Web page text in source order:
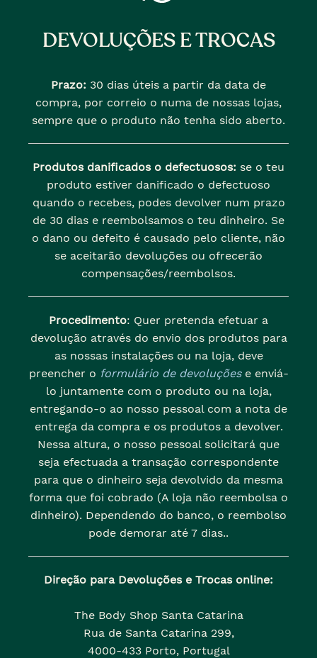
DEVOLUÇÕES E TROCAS
Prazo: 30 dias úteis a partir da data de
compra, por correio o numa de nossas lojas,
sempre que o produto não tenha sido aberto.
Produtos danificados o defectuosos: se o teu
produto estiver danificado o defectuoso
quando o recebes, podes devolver num prazo
de 30 dias e reembolsamos o teu dinheiro. Se
o dano ou defeito é causado pelo cliente, não
se aceitarão devoluções ou ofrecerão
compensações/reembolsos.
Procedimento: Quer pretenda efetuar a
devolução através do envio dos produtos para
as nossas instalações ou na loja, deve
preencher o formulário de devoluçõese enviá-
lo juntamente com o produto ou na loja,
entregando-o ao nosso pessoal com a nota de
entrega da compra e os produtos a devolver.
Nessa altura, o nosso pessoal solicitará que
seja efectuada a transação correspondente
para que o dinheiro seja devolvido da mesma
forma que foi cobrado (A loja não reembolsa o
dinheiro). Dependendo do banco, o reembolso
pode demorar até 7 dias..
Direção para Devoluções e Trocas online:
The Body Shop Santa Catarina
Rua de Santa Catarina 299,
4000-433 Porto, Portugal